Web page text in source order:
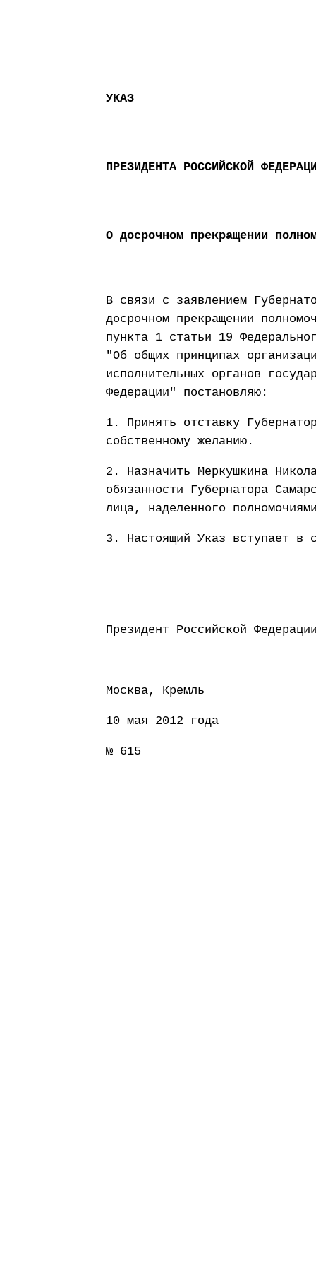
УКАЗ
ПРЕЗИДЕНТА РОССИЙСКОЙ
О досрочном прекращении
В связи с заявлением
досрочном прекращении
пункта 1 статьи 19
"Об общих принципах
исполнительных органов
Федерации" постановляю:
1. Принять отставку
собственному желанию.
2. Назначить Меркушкина
обязанности Губернатора
лица, наделенного
3. Настоящий Указ вступает в
Президент
Москва, Кремль
10 мая 2012 года
№ 615